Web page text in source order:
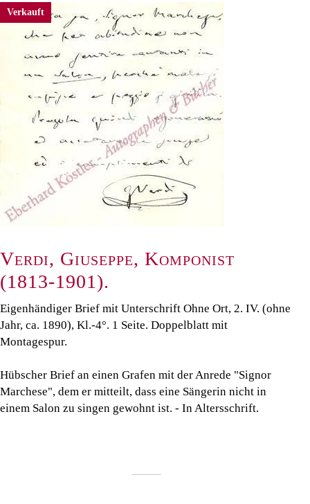
Verkauft
Verdi, Giuseppe, Komponist
(1813-1901).
Eigenhändiger Brief mit Unterschrift Ohne Ort, 2. IV. (ohne
Jahr, ca. 1890), Kl.-4°. 1 Seite. Doppelblatt mit
Montagespur.
Hübscher Brief an einen Grafen mit der Anrede "Signor
Marchese", dem er mitteilt, dass eine Sängerin nicht in
einem Salon zu singen gewohnt ist. - In Altersschrift.